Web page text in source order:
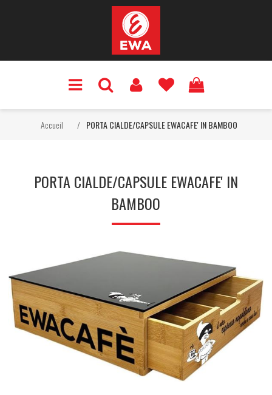
Accueil / PORTA CIALDE/CAPSULE EWACAFE' IN BAMBOO
PORTA CIALDE/CAPSULE EWACAFE' IN
BAMBOO